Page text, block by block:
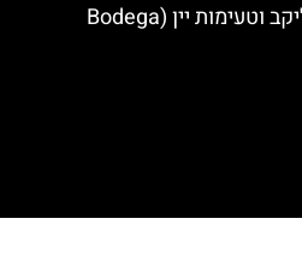
יקב ליד מלאגה – סיור ליקב וטעימות יין (Bodega